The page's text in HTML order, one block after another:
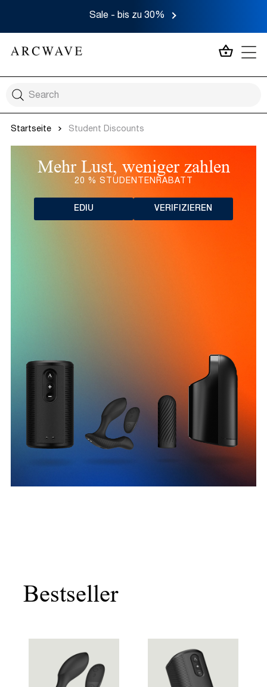
Sale - bis zu 30%
MEIN
Startseite Student Discounts
Mehr Lust, weniger zahlen
20 % STUDENTENRABATT
EDIU VERIFIZIEREN
Bestseller